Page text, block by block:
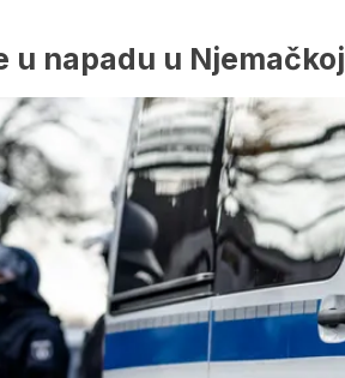
u napadu u Njemačkoj